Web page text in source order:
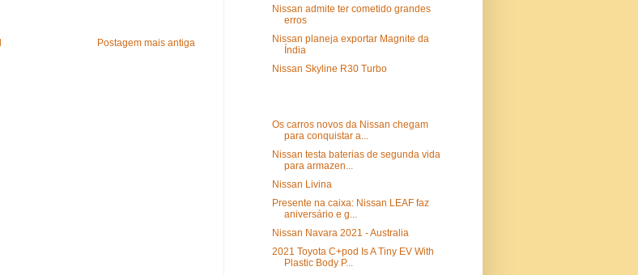
Postagem mais antiga
Nissan admite ter cometido grandes
erros
Nissan planeja exportar Magnite da
Índia
Nissan Skyline R30 Turbo
Os carros novos da Nissan chegam
para conquistar a...
Nissan testa baterias de segunda vida
para armazen...
Nissan Livina
Presente na caixa: Nissan LEAF faz
aniversário e g...
Nissan Navara 2021 - Australia
2021 Toyota C+pod Is A Tiny EV With
Plastic Body P...